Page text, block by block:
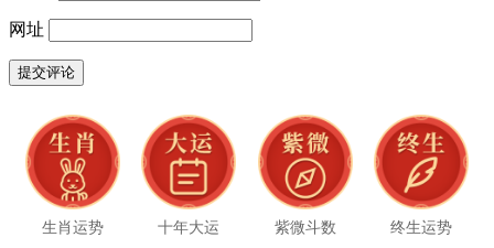
网址
生肖运势 十年大运 紫微斗数 终生运势